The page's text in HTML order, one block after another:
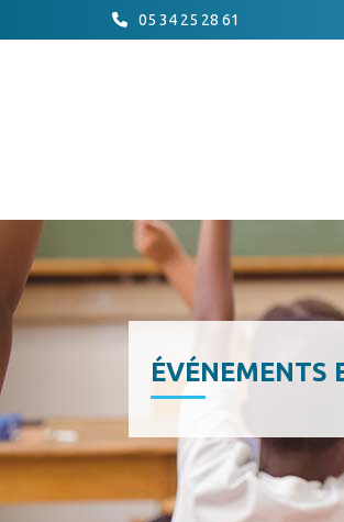
05 34 25 28 61
ÉVÉNEMENTS